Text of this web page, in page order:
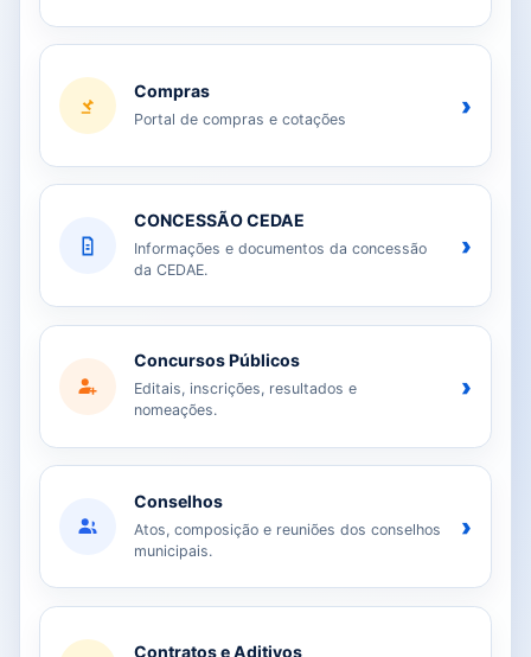
Compras
Portal de compras e cotações ›
CONCESSÃO CEDAE
Informações e documentos da concessão
da CEDAE.
›
Concursos Públicos
Editais, inscrições, resultados e
nomeações.
›
Conselhos
Atos, composição e reuniões dos conselhos
municipais.
›
Contratos e Aditivos